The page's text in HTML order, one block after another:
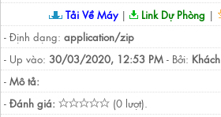
Tải Về Máy| Link Dự Phòng |
- Định dạng: application/zip
- Up vào: 30/03/2020, 12:53 PM - Bởi: Khách
- Mô tả:
- Đánh giá:
(0 lượt).